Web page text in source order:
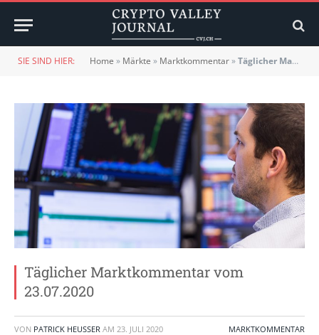
SIE SIND HIER: Home » Märkte » Marktkommentar»Täglicher Marktkommentar vom 23.07.2020
Täglicher Marktkommentar vom
23.07.2020
VON PATRICK HEUSSER AM 23. JULI 2020 MARKTKOMMENTAR